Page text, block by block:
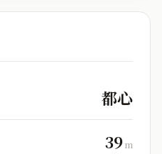
都心
39m